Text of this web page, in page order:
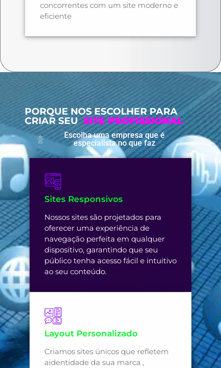
concorrentes com um site moderno e
eficiente
PORQUE NOS ESCOLHER PARA
CRIAR SEU SITE PROFISSIONAL
Escolha uma empresa que é
especialista no que faz
Sites Responsivos
Nossos sites são projetados para
oferecer uma experiência de
navegação perfeita em qualquer
dispositivo, garantindo que seu
público tenha acesso fácil e intuitivo
ao seu conteúdo.
Layout Personalizado
Criamos sites únicos que refletem
aidentidade da sua marca ,